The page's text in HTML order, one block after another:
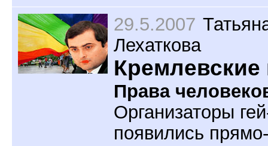
29.5.2007
Лехаткова
Кремлевские
Права
Организаторы
появились